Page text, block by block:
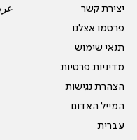
יצירת קשר
פרסמו אצלנו
תנאי שימוש
מדיניות פרטיות
הצהרת נגישות
המייל האדום
עברית